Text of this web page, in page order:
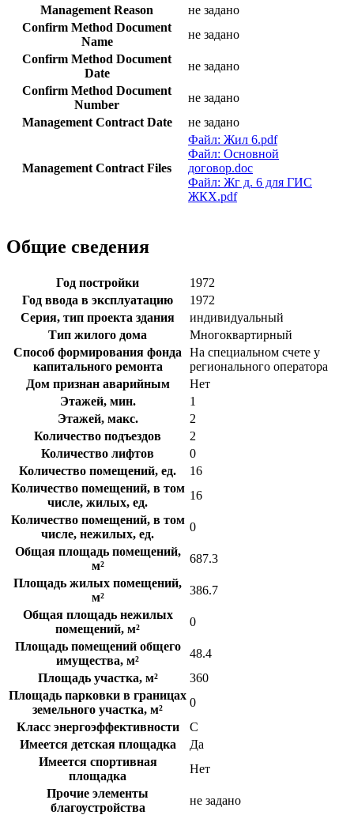
Management Reason
не задано
Confirm Method Document
Name
не задано
Confirm Method Document
Date
не задано
Confirm Method Document
Number
не задано
Management Contract Date
не задано
Management Contract Files
Файл: Жил 6.pdf
Файл: Основной
договор.doc
Файл: Жг д. 6 для ГИС
ЖКХ.pdf
Общие сведения
Год постройки
1972
Год ввода в эксплуатацию
1972
Серия, тип проекта здания
индивидуальный
Тип жилого дома
Многоквартирный
Способ формирования фонда
капитального ремонта
На специальном счете у
регионального оператора
Дом признан аварийным
Нет
Этажей, мин.
1
Этажей, макс.
2
Количество подъездов
2
Количество лифтов
0
Количество помещений, ед.
16
Количество помещений, в том
числе, жилых, ед.
16
Количество помещений, в том
числе, нежилых, ед.
0
Общая площадь помещений,
м²
687.3
Площадь жилых помещений,
м²
386.7
Общая площадь нежилых
помещений, м²
0
Площадь помещений общего
имущества, м²
48.4
Площадь участка, м²
360
Площадь парковки в границах
земельного участка, м²
0
Класс энергоэффективности
C
Имеется детская площадка
Да
Имеется спортивная
площадка
Нет
Прочие элементы
благоустройства
не задано